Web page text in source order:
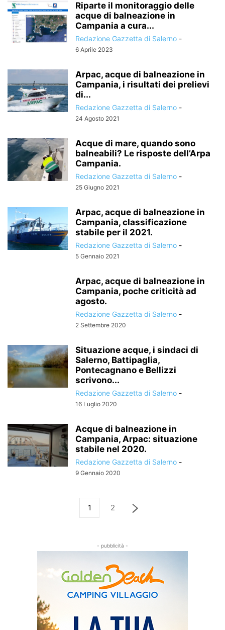
Riparte il monitoraggio delle
acque di balneazione in
Campania a cura...
Redazione Gazzetta di Salerno -
6 Aprile 2023
Arpac, acque di balneazione in
Campania, i risultati dei prelievi
di...
Redazione Gazzetta di Salerno -
24 Agosto 2021
Acque di mare, quando sono
balneabili? Le risposte dell’Arpa
Campania.
Redazione Gazzetta di Salerno -
25 Giugno 2021
Arpac, acque di balneazione in
Campania, classificazione
stabile per il 2021.
Redazione Gazzetta di Salerno -
5 Gennaio 2021
Arpac, acque di balneazione in
Campania, poche criticità ad
agosto.
Redazione Gazzetta di Salerno -
2 Settembre 2020
Situazione acque, i sindaci di
Salerno, Battipaglia,
Pontecagnano e Bellizzi
scrivono...
Redazione Gazzetta di Salerno -
16 Luglio 2020
Acque di balneazione in
Campania, Arpac: situazione
stabile nel 2020.
Redazione Gazzetta di Salerno -
9 Gennaio 2020
1 2
- pubblicità -